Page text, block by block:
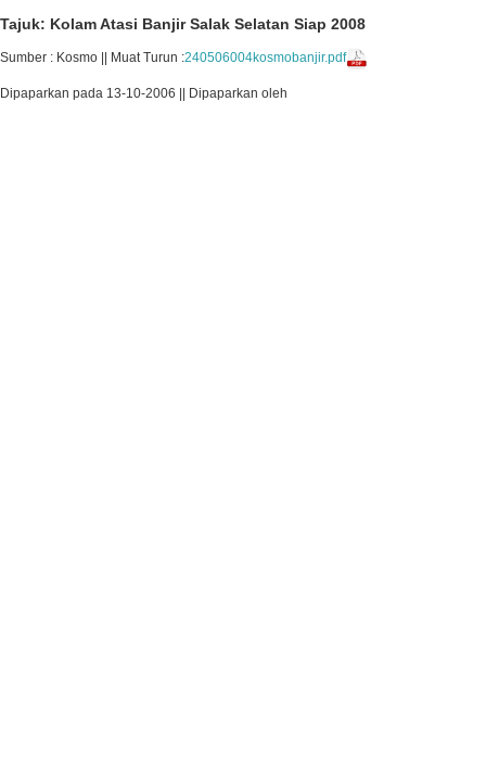
Tajuk: Kolam Atasi Banjir Salak Selatan Siap 2008
Sumber : Kosmo || Muat Turun :240506004kosmobanjir.pdf
Dipaparkan pada 13-10-2006 || Dipaparkan oleh